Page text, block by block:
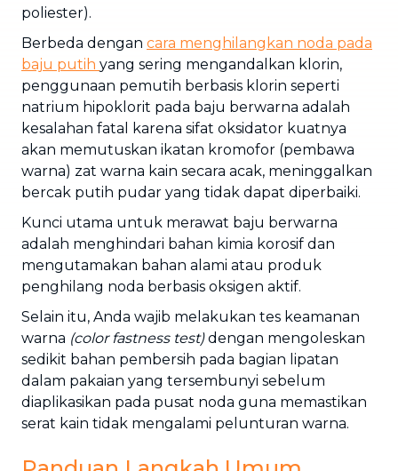
poliester).
Berbeda dengan cara menghilangkan noda pada
baju putih yang sering mengandalkan klorin,
penggunaan pemutih berbasis klorin seperti
natrium hipoklorit pada baju berwarna adalah
kesalahan fatal karena sifat oksidator kuatnya
akan memutuskan ikatan kromofor (pembawa
warna) zat warna kain secara acak, meninggalkan
bercak putih pudar yang tidak dapat diperbaiki.
Kunci utama untuk merawat baju berwarna
adalah menghindari bahan kimia korosif dan
mengutamakan bahan alami atau produk
penghilang noda berbasis oksigen aktif.
Selain itu, Anda wajib melakukan tes keamanan
warna (color fastness test)dengan mengoleskan
sedikit bahan pembersih pada bagian lipatan
dalam pakaian yang tersembunyi sebelum
diaplikasikan pada pusat noda guna memastikan
serat kain tidak mengalami pelunturan warna.